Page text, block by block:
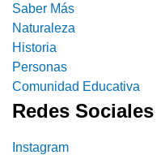
Saber Más
Naturaleza
Historia
Personas
Comunidad Educativa
Redes Sociales
Instagram